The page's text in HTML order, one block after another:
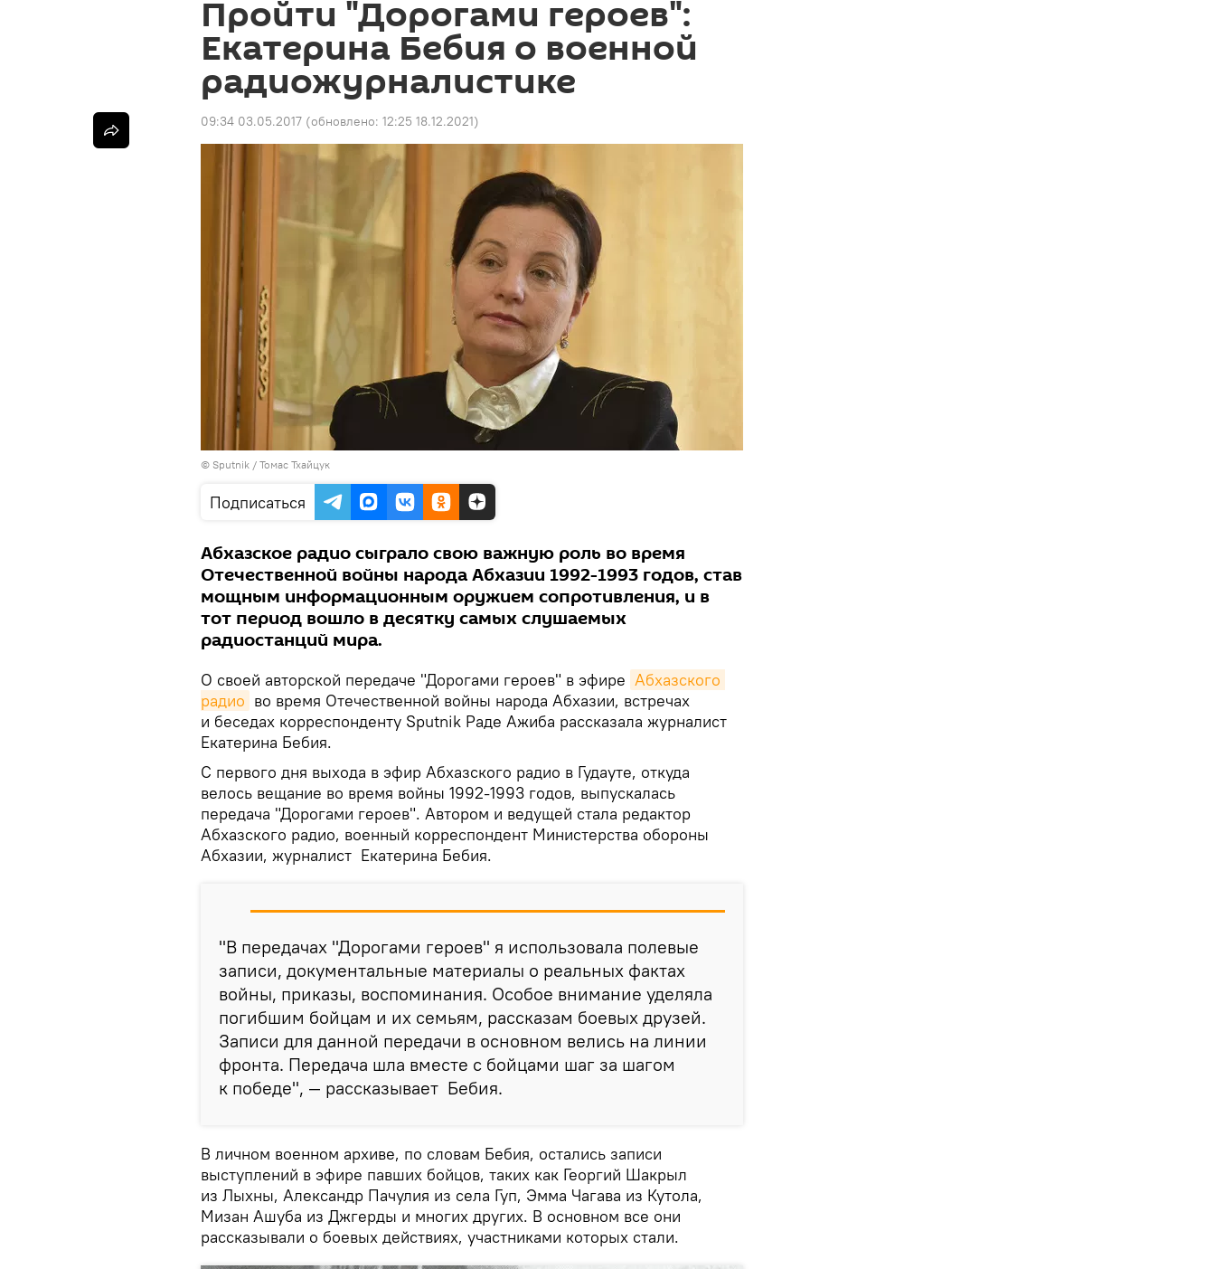
Пройти "Дорогами героев":
Екатерина Бебия о военной
радиожурналистике
09:34 03.05.2017 (обновлено: 12:25 18.12.2021)
© Sputnik / Томас Тхайцук
Подписаться
Абхазское радио сыграло свою важную роль во время
Отечественной войны народа Абхазии 1992-1993 годов, став
мощным информационным оружием сопротивления, и в
тот период вошло в десятку самых слушаемых
радиостанций мира.
О своей авторской передаче "Дорогами героев" в эфире Абхазского
радио во время Отечественной войны народа Абхазии, встречах
и беседах корреспонденту Sputnik Раде Ажиба рассказала журналист
Екатерина Бебия.
С первого дня выхода в эфир Абхазского радио в Гудауте, откуда
велось вещание во время войны 1992-1993 годов, выпускалась
передача "Дорогами героев". Автором и ведущей стала редактор
Абхазского радио, военный корреспондент Министерства обороны
Абхазии, журналист Екатерина Бебия.
"В передачах "Дорогами героев" я использовала полевые
записи, документальные материалы о реальных фактах
войны, приказы, воспоминания. Особое внимание уделяла
погибшим бойцам и их семьям, рассказам боевых друзей.
Записи для данной передачи в основном велись на линии
фронта. Передача шла вместе с бойцами шаг за шагом
к победе", — рассказывает Бебия.
В личном военном архиве, по словам Бебия, остались записи
выступлений в эфире павших бойцов, таких как Георгий Шакрыл
из Лыхны, Александр Пачулия из села Гуп, Эмма Чагава из Кутола,
Мизан Ашуба из Джгерды и многих других. В основном все они
рассказывали о боевых действиях, участниками которых стали.